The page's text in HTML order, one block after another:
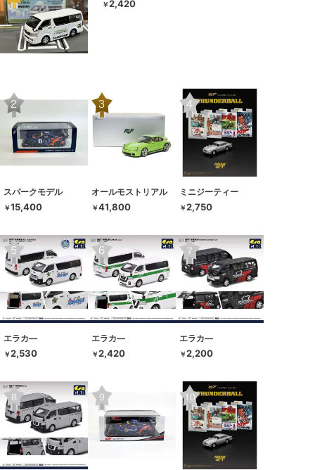
￥2,420
スパークモデル
￥15,400
オールモストリアル
￥41,800
ミニジーティー
￥2,750
エラカ―
￥2,530
エラカ―
￥2,420
エラカ―
￥2,200